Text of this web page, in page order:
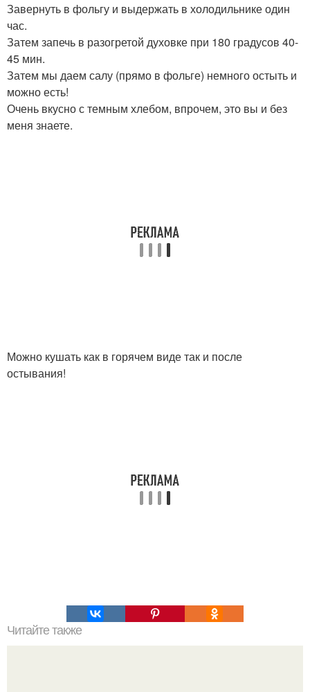
Завернуть в фольгу и выдержать в холодильнике один
час.
Затем запечь в разогретой духовке при 180 градусов 40-
45 мин.
Затем мы даем салу (прямо в фольге) немного остыть и
можно есть!
Очень вкусно с темным хлебом, впрочем, это вы и без
меня знаете.
Можно кушать как в горячем виде так и после
остывания!
Читайте также